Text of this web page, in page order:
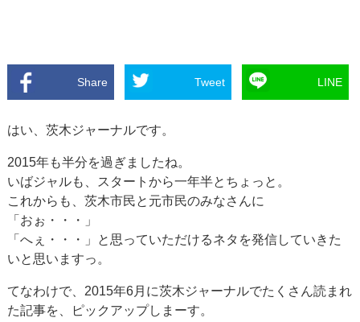
Share Tweet LINE
はい、茨木ジャーナルです。
2015年も半分を過ぎましたね。
いばジャルも、スタートから一年半とちょっと。
これからも、茨木市民と元市民のみなさんに
「おぉ・・・」
「へぇ・・・」と思っていただけるネタを発信していきた
いと思いますっ。
てなわけで、2015年6月に茨木ジャーナルでたくさん読まれ
た記事を、ピックアップしまーす。